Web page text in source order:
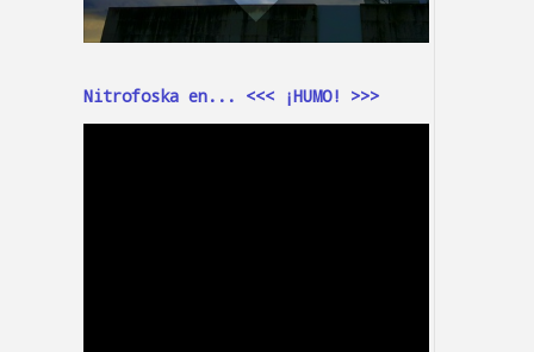
Nitrofoska en... <<< ¡HUMO! >>>